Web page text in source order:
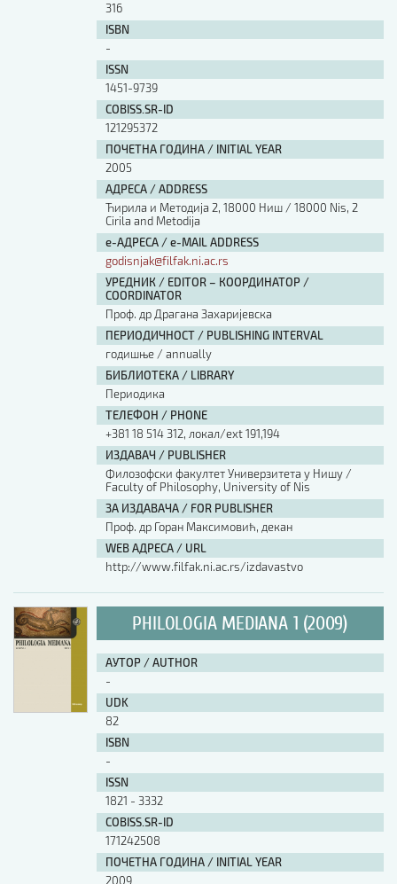
316
ISBN
-
ISSN
1451-9739
COBISS.SR-ID
121295372
ПОЧЕТНА ГОДИНА / INITIAL YEAR
2005
АДРЕСА / ADDRESS
Ћирила и Методија 2, 18000 Ниш / 18000 Nis, 2
Cirila and Metodija
е-АДРЕСА / e-MAIL ADDRESS
godisnjak@filfak.ni.ac.rs
УРЕДНИК / EDITOR – КООРДИНАТОР /
COORDINATOR
Проф. др Драгана Захаријевска
ПЕРИОДИЧНОСТ / PUBLISHING INTERVAL
годишње / annually
БИБЛИОТЕКА / LIBRARY
Периодика
ТЕЛЕФОН / PHONE
+381 18 514 312, локал/ext 191,194
ИЗДАВАЧ / PUBLISHER
Филозофски факултет Универзитета у Нишу /
Faculty of Philosophy, University of Nis
ЗА ИЗДАВАЧА / FOR PUBLISHER
Проф. др Горан Максимовић, декан
WEB АДРЕСА / URL
http://www.filfak.ni.ac.rs/izdavastvo
PHILOLOGIA MEDIANA 1 (2009)
АУТОР / AUTHOR
-
UDK
82
ISBN
-
ISSN
1821 - 3332
COBISS.SR-ID
171242508
ПОЧЕТНА ГОДИНА / INITIAL YEAR
2009